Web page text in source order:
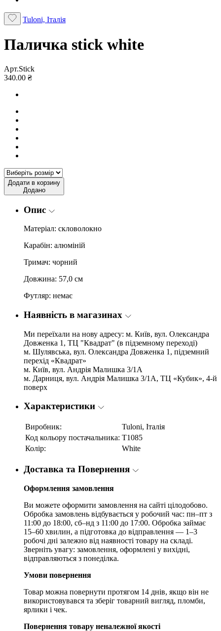
Tuloni, Італія
Паличка stick white
Арт.Stick
340.00 ₴
Додати в корзину
Додано
Опис
Матеріал: скловолокно
Карабін: алюміній
Тримач: чорний
Довжина: 57,0 см
Футляр: немає
Наявність в магазинах
Ми переїхали на нову адресу: м. Київ, вул. Олександра
Довженка 1, ТЦ "Квадрат" (в підземному переході)
м. Шулявська, вул. Олександра Довженка 1, підземний
перехід «Квадрат»
м. Київ, вул. Андрія Малишка 3/1А
м. Дарниця, вул. Андрія Малишка 3/1А, ТЦ «Кубик», 4-й
поверх
Характеристики
Виробник:
Tuloni, Італія
Код кольору постачальника: T1085
Колір:
White
Доставка та Повернення
Оформлення замовлення
Ви можете оформити замовлення на сайті цілодобово.
Обробка замовлень відбувається у робочий час: пн–пт з
11:00 до 18:00, сб–нд з 11:00 до 17:00. Обробка займає
15–60 хвилин, а підготовка до відправлення — 1–3
робочі дні залежно від наявності товару на складі.
Зверніть увагу: замовлення, оформлені у вихідні,
відправляються з понеділка.
Умови повернення
Товар можна повернути протягом 14 днів, якщо він не
використовувався та зберіг товарний вигляд, пломби,
ярлики і чек.
Повернення товару неналежної якості